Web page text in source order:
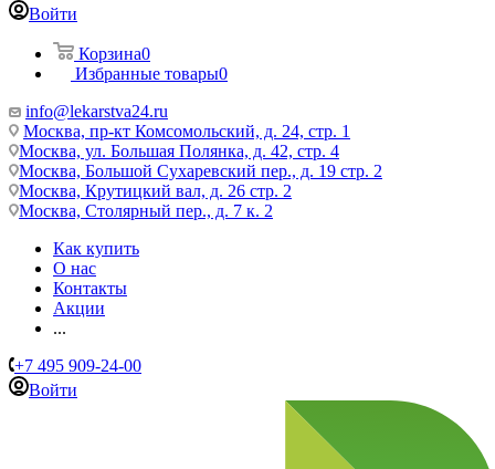
Войти
Корзина0
Избранные товары0
info@lekarstva24.ru
Москва, пр-кт Комсомольский, д. 24, стр. 1
Москва, ул. Большая Полянка, д. 42, стр. 4
Москва, Большой Сухаревский пер., д. 19 стр. 2
Москва, Крутицкий вал, д. 26 стр. 2
Москва, Столярный пер., д. 7 к. 2
Как купить
О нас
Контакты
Акции
...
+7 495 909-24-00
Войти